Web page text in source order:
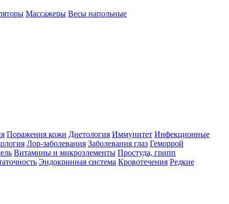
Массажеры Весы напольные
Поражения кожи Диетология Иммунитет Инфекционные
Лор-заболевания Заболевания глаз Геморрой
Витамины и микроэлементы Простуда, грипп
Эндокринная система Кровотечения Редкие